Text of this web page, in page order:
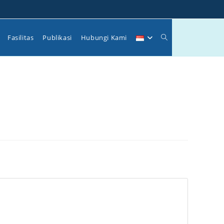
Fasilitas Publikasi Hubungi Kami Toggle